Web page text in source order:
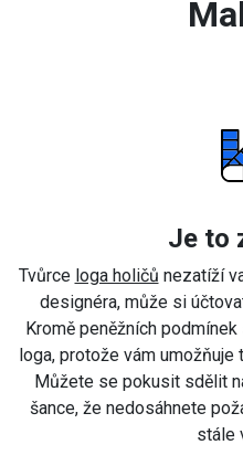
Je to
Tvůrce loga holičů nezatíží
designéra, může si
Kromě peněžních
loga, protože vám
Můžete se pokusit sdělit
šance, že nedosáhnete
stále